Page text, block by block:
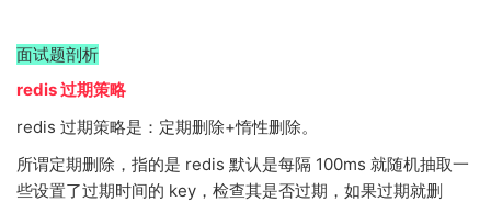
面试题剖析
redis 过期策略
redis 过期策略是：定期删除+惰性删除。
所谓定期删除，指的是 redis 默认是每隔 100ms 就随机抽取一
些设置了过期时间的 key，检查其是否过期，如果过期就删